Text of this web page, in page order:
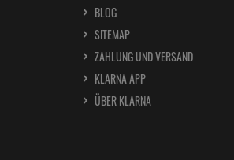
BLOG
SITEMAP
ZAHLUNG UND VERSAND
KLARNA APP
ÜBER KLARNA